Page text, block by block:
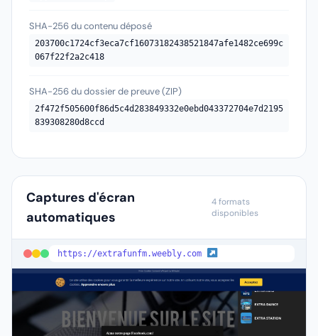
SHA-256 du contenu déposé
203700c1724cf3eca7cf16073182438521847afe1482ce699c
067f22f2a2c418
SHA-256 du dossier de preuve (ZIP)
2f472f505600f86d5c4d283849332e0ebd043372704e7d2195
839308280d8ccd
Captures d'écran
automatiques
4 formats
disponibles
https://extrafunfm.weebly.com